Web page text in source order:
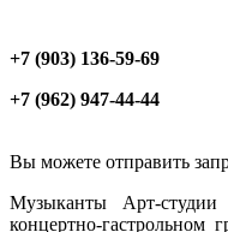
+7 (903) 136-59-69
+7 (962) 947-44-44
Вы можете отправить
Музыканты Арт-
концертно-